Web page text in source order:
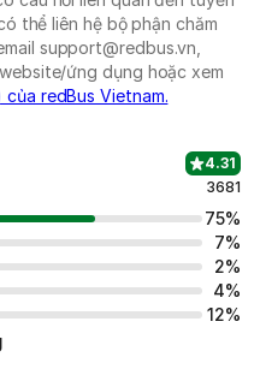
thể liên hệ bộ phận chăm
support@redbus.vn,
ứng dụng hoặc xem
redBus Vietnam.
4.31
3681
75%
7%
2%
4%
12%